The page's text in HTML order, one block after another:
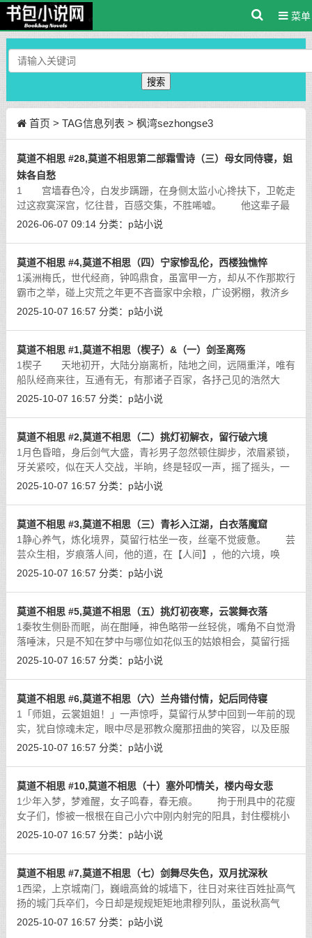
菜单
搜索
首页 > TAG信息列表 > 枫湾sezhongse3
莫道不相思 #28,莫道不相思第二部霜雪诗（三）母女同侍寝，姐
妹各自愁
1 宫墙春色冷，白发步蹒跚，在身侧太监小心搀扶下，卫乾走
过这寂寞深宫，忆往昔，百感交集，不胜唏嘘。 他这辈子最
后悔的一件事，便是当年亲自做媒撮合梁王与夏箐，让那位诗书
2026-06-07 09:14 分类： p站小说
莫道不相思 #4,莫道不相思（四）宁家惨乱伦，西楼独憔悴
1溪洲梅氏，世代经商，钟鸣鼎食，虽富甲一方，却从不作那欺行
霸市之举，碰上灾荒之年更不吝啬家中余粮，广设粥棚，救济乡
里，多年来挣得偌大名声，溪洲地界，提起梅家，无不交口称
2025-10-07 16:57 分类： p站小说
莫道不相思 #1,莫道不相思（楔子）&（一）剑圣离殇
1楔子 天地初开，大陆分崩离析，陆地之间，远隔重洋，唯有
船队经商来往，互通有无，有那诸子百家，各抒己见的浩然大
陆，有那信奉教廷，法度深严的神圣大陆，有那南蛮图腾，膜拜
2025-10-07 16:57 分类： p站小说
莫道不相思 #2,莫道不相思（二）挑灯初解衣，留行破六境
1月色昏暗，身后剑气大盛，青衫男子忽然顿住脚步，浓眉紧锁，
牙关紧咬，似在天人交战，半晌，终是轻叹一声，摇了摇头，一
跺脚，身形几度变幻，往林外疾行掠去。 暗处伏在草丛中两
2025-10-07 16:57 分类： p站小说
莫道不相思 #3,莫道不相思（三）青衫入江湖，白衣落魔窟
1静心养气，炼化境界，莫留行枯坐一夜，丝毫不觉疲惫。 芸
芸众生相，岁痕落人间，他的道，在【人间】，他的六境，唤
【岁痕】，莫留行缓缓睁开眸子，眼中似有岁月流转，四季更
2025-10-07 16:57 分类： p站小说
莫道不相思 #5,莫道不相思（五）挑灯初夜寒，云裳舞衣落
1秦牧生侧卧而眠，尚在酣睡，神色略带一丝轻佻，嘴角不自觉滑
落唾沫，只是不知在梦中与哪位如花似玉的姑娘相会，莫留行摇
了摇头，这位新近结交的朋友，看似无情，实则多情，只应了那
2025-10-07 16:57 分类： p站小说
莫道不相思 #6,莫道不相思（六）兰舟错付情，妃后同侍寝
1「师姐，云裳姐姐！」一声惊呼，莫留行从梦中回到一年前的现
实，犹自惊魂未定，眼中尽是邪教众魔那扭曲的笑容，以及臣服
于赵青台胯下的两具赤裸娇躯，连忙盘膝打坐，真气运行一周，
2025-10-07 16:57 分类： p站小说
莫道不相思 #10,莫道不相思（十）塞外叩情关，楼内母女悲
1少年入梦，梦难醒，女子鸣春，春无痕。 拘于刑具中的花瘦
女子们，惨被一根根在自己小穴中刚内射完的阳具，封住樱桃小
嘴，深喉藏棒，嘤嘤作响，沈大当家既为人师，当为弟子表率，
2025-10-07 16:57 分类： p站小说
莫道不相思 #7,莫道不相思（七）剑舞尽失色，双月扰深秋
1西梁，上京城南门，巍峨高耸的城墙下，往日对来往百姓扯高气
扬的城门兵卒们，今日却是规规矩矩地肃穆列队，虽说秋高气
爽，但此刻正值午后，烈日当空，平日里疏懒惯了的老油兵们，
2025-10-07 16:57 分类： p站小说